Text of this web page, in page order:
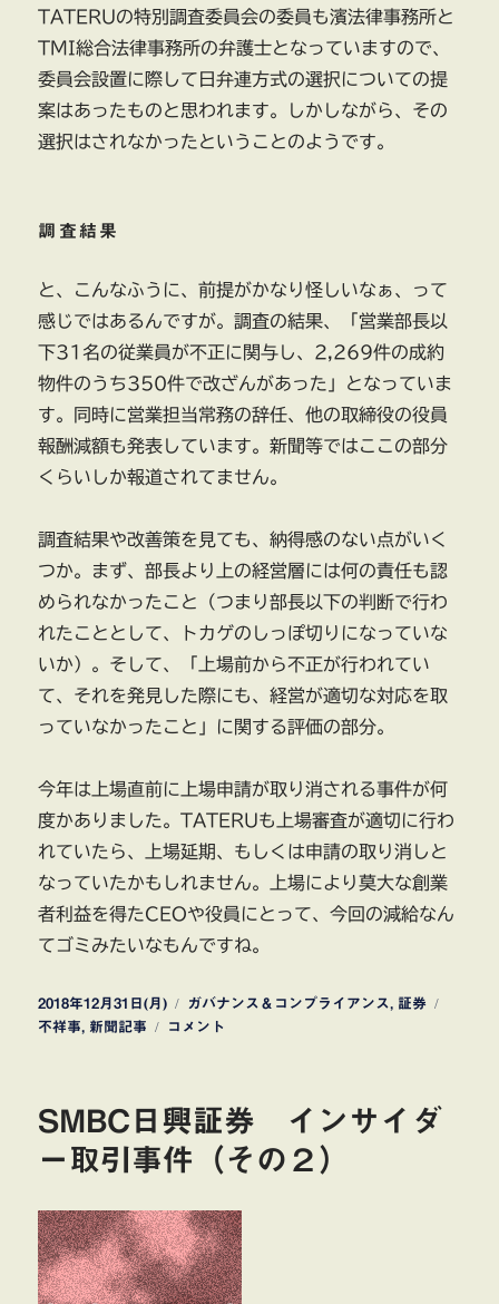
TATERUの特別調査委員会の委員も濱法律事務所と
TMI総合法律事務所の弁護士となっていますので、
委員会設置に際して日弁連方式の選択についての提
案はあったものと思われます。しかしながら、その
選択はされなかったということのようです。
調査結果
と、こんなふうに、前提がかなり怪しいなぁ、って
感じではあるんですが。調査の結果、「営業部長以
下31名の従業員が不正に関与し、2,269件の成約
物件のうち350件で改ざんがあった」となっていま
す。同時に営業担当常務の辞任、他の取締役の役員
報酬減額も発表しています。新聞等ではここの部分
くらいしか報道されてません。
調査結果や改善策を見ても、納得感のない点がいく
つか。まず、部長より上の経営層には何の責任も認
められなかったこと（つまり部長以下の判断で行わ
れたこととして、トカゲのしっぽ切りになっていな
いか）。そして、「上場前から不正が行われてい
て、それを発見した際にも、経営が適切な対応を取
っていなかったこと」に関する評価の部分。
今年は上場直前に上場申請が取り消される事件が何
度かありました。TATERUも上場審査が適切に行わ
れていたら、上場延期、もしくは申請の取り消しと
なっていたかもしれません。上場により莫大な創業
者利益を得たCEOや役員にとって、今回の減給なん
てゴミみたいなもんですね。
投
稿
2018年12月31日(月)
カ
テ
ガバナンス＆コンプライアンス, 証券
不祥事, 新聞記事
TATERU
査
委
員
調
査
結
果
コメント
SMBC日興証券 インサイダ
ー取引事件（その２）